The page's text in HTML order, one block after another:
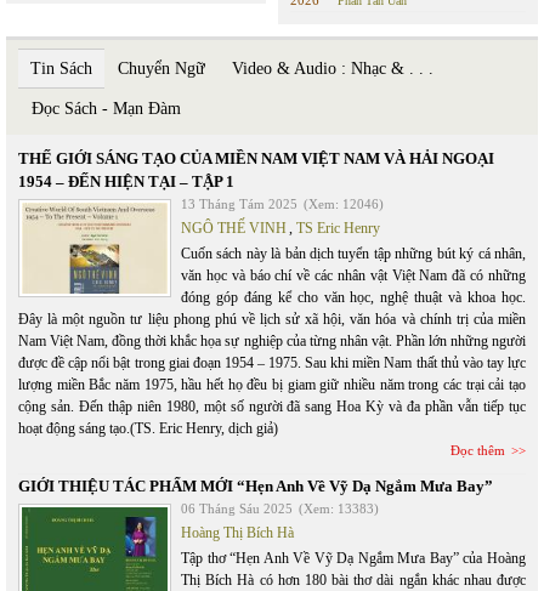
Tin Sách Chuyển Ngữ Video & Audio : Nhạc & . . .
Đọc Sách - Mạn Đàm
THẾ GIỚI SÁNG TẠO CỦA MIỀN NAM VIỆT NAM VÀ HẢI NGOẠI
1954 – ĐẾN HIỆN TẠI – TẬP 1
13 Tháng Tám 2025 (Xem: 12046)
NGÔ THẾ VINH, TS Eric Henry
Cuốn sách này là bản dịch tuyển tập những bút ký cá nhân,
văn học và báo chí về các nhân vật Việt Nam đã có những
đóng góp đáng kể cho văn học, nghệ thuật và khoa học.
Đây là một nguồn tư liệu phong phú về lịch sử xã hội, văn hóa và chính trị của miền
Nam Việt Nam, đồng thời khắc họa sự nghiệp của từng nhân vật. Phần lớn những người
được đề cập nổi bật trong giai đoạn 1954 – 1975. Sau khi miền Nam thất thủ vào tay lực
lượng miền Bắc năm 1975, hầu hết họ đều bị giam giữ nhiều năm trong các trại cải tạo
cộng sản. Đến thập niên 1980, một số người đã sang Hoa Kỳ và đa phần vẫn tiếp tục
hoạt động sáng tạo.(TS. Eric Henry, dịch giả)
Đọc thêm
GIỚI THIỆU TÁC PHẨM MỚI “Hẹn Anh Về Vỹ Dạ Ngắm Mưa Bay”
06 Tháng Sáu 2025 (Xem: 13383)
Hoàng Thị Bích Hà
Tập thơ “Hẹn Anh Về Vỹ Dạ Ngắm Mưa Bay” của Hoàng
Thị Bích Hà có hơn 180 bài thơ dài ngắn khác nhau được